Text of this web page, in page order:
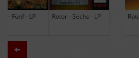
Rotor - Sechs - LP Rotor - Sieben - LP
Zurück